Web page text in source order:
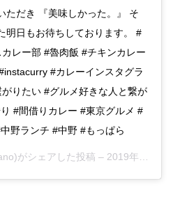
ただき 『美味しかった。』 そ
明日もお待ちしております。 #
レー部 #魯肉飯 #チキンカレー
#カレーインスタグラ
りたい #グルメ好きな人と繋が
#間借りカレー #東京グルメ #
野ランチ #中野 #もっぱら
がシェアした投稿 – 2019年11月月9日午前5時27分PST